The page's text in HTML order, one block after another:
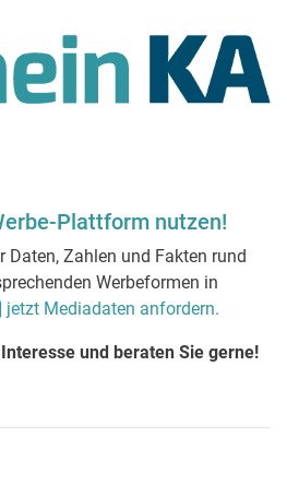
Plattform nutzen!
Daten, Zahlen und Fakten rund
Werbeformen in
jetzt Mediadaten anfordern.
und beraten Sie gerne!